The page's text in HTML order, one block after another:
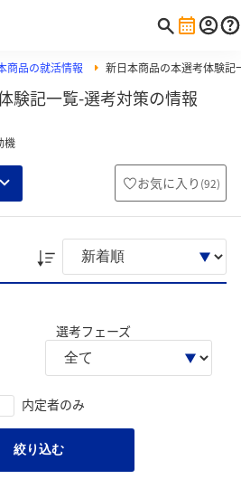
商品の就活情報 新日本商品の本選考体験記
験記一覧-選考対策の情報
機
お気に入り (92)
選考フェーズ
内定者のみ
絞り込む